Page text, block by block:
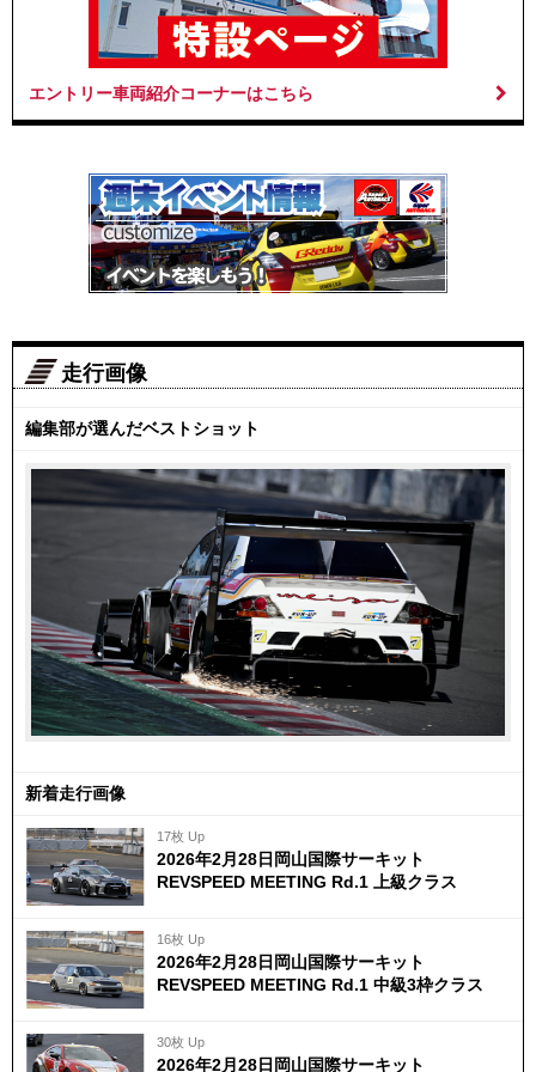
エントリー車両紹介コーナーはこちら
走行画像
編集部が選んだベストショット
新着走行画像
17枚 Up
2026年2月28日岡山国際サーキット
REVSPEED MEETING Rd.1 上級クラス
16枚 Up
2026年2月28日岡山国際サーキット
REVSPEED MEETING Rd.1 中級3枠クラス
30枚 Up
2026年2月28日岡山国際サーキット